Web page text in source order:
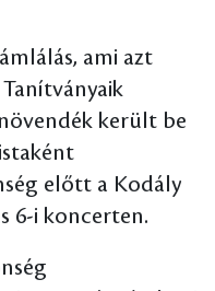
ami azt
került be
előtt a Kodály
6-i koncerten.